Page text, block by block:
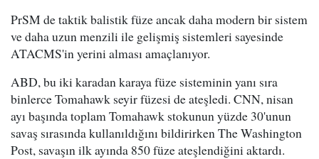
PrSM de taktik balistik füze ancak daha modern bir sistem
ve daha uzun menzili ile gelişmiş sistemleri sayesinde
ATACMS'in yerini alması amaçlanıyor.
ABD, bu iki karadan karaya füze sisteminin yanı sıra
binlerce Tomahawk seyir füzesi de ateşledi. CNN, nisan
ayı başında toplam Tomahawk stokunun yüzde 30'unun
savaş sırasında kullanıldığını bildirirken The Washington
Post, savaşın ilk ayında 850 füze ateşlendiğini aktardı.